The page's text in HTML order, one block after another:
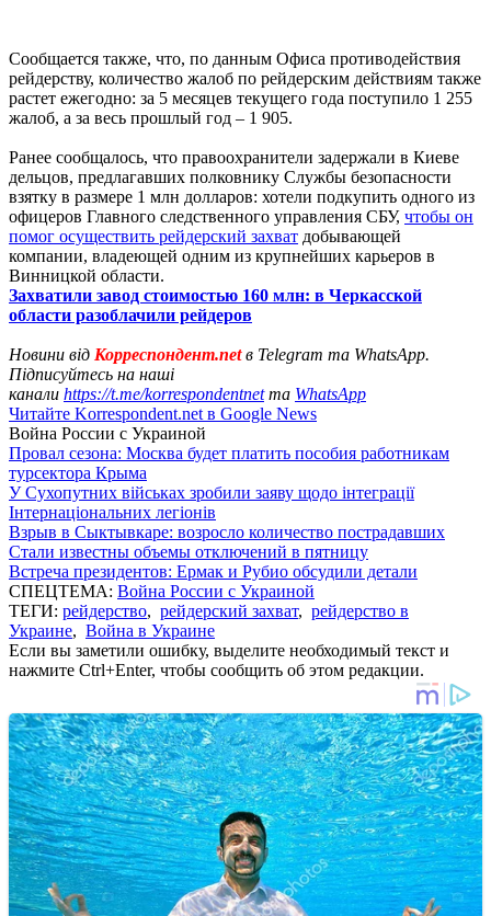
Сообщается также, что, по данным Офиса противодействия
рейдерству, количество жалоб по рейдерским действиям также
растет ежегодно: за 5 месяцев текущего года поступило 1 255
жалоб, а за весь прошлый год – 1 905.
Ранее сообщалось, что правоохранители задержали в Киеве
дельцов, предлагавших полковнику Службы безопасности
взятку в размере 1 млн долларов: хотели подкупить одного из
офицеров Главного следственного управления СБУ, чтобы он
помог осуществить рейдерский захват добывающей
компании, владеющей одним из крупнейших карьеров в
Винницкой области.
Захватили завод стоимостью 160 млн: в Черкасской
области разоблачили рейдеров
Новини від Корреспондент.netв Telegram та WhatsApp.
Підписуйтесь на наші
канали https://t.me/korrespondentnetта WhatsApp
Читайте Korrespondent.net в Google News
Война России с Украиной
Провал сезона: Москва будет платить пособия работникам
турсектора Крыма
У Сухопутних військах зробили заяву щодо інтеграції
Інтернаціональних легіонів
Взрыв в Сыктывкаре: возросло количество пострадавших
Стали известны объемы отключений в пятницу
Встреча президентов: Ермак и Рубио обсудили детали
СПЕЦТЕМА: Война России с Украиной
ТЕГИ: рейдерство, рейдерский захват, рейдерство в
Украине, Война в Украине
Если вы заметили ошибку, выделите необходимый текст и
нажмите Ctrl+Enter, чтобы сообщить об этом редакции.